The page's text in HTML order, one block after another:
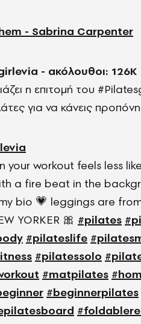
- Sabrina Carpenter
- ακόλουθοι: 126Κ
η επιτομή του
για να κάνεις
your workout feels less
a fire beat in the
bio 💗 leggings are
YORKER 🎀 #pilates
#pilateslife
#pilatessolo
#matpilates
#beginnerpilates